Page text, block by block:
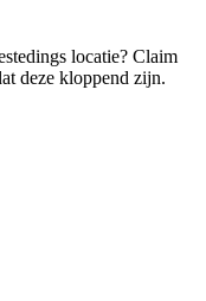
locatie? Claim
deze kloppend zijn.